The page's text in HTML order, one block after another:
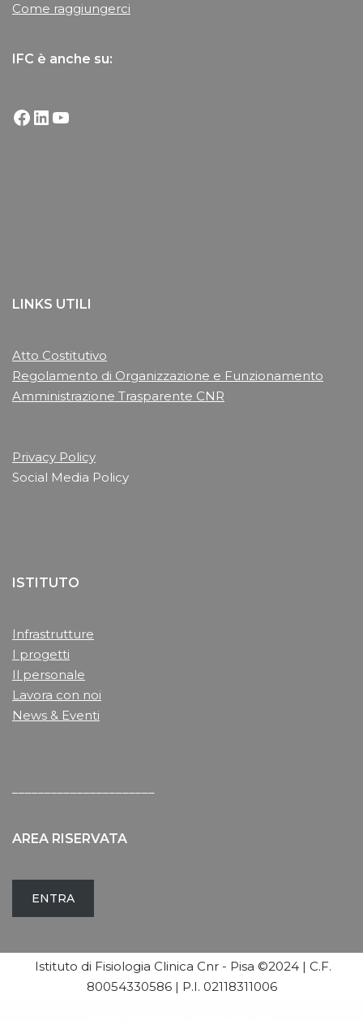
Come raggiungerci
IFC è anche su:
LINKS UTILI
Atto Costitutivo
Regolamento di Organizzazione e Funzionamento
Amministrazione Trasparente CNR
Privacy Policy
Social Media Policy
ISTITUTO
Infrastrutture
I progetti
Il personale
Lavora con noi
News & Eventi
AREA RISERVATA
ENTRA
Istituto di Fisiologia Clinica Cnr - Pisa ©2024 | C.F.
80054330586 | P.I. 02118311006